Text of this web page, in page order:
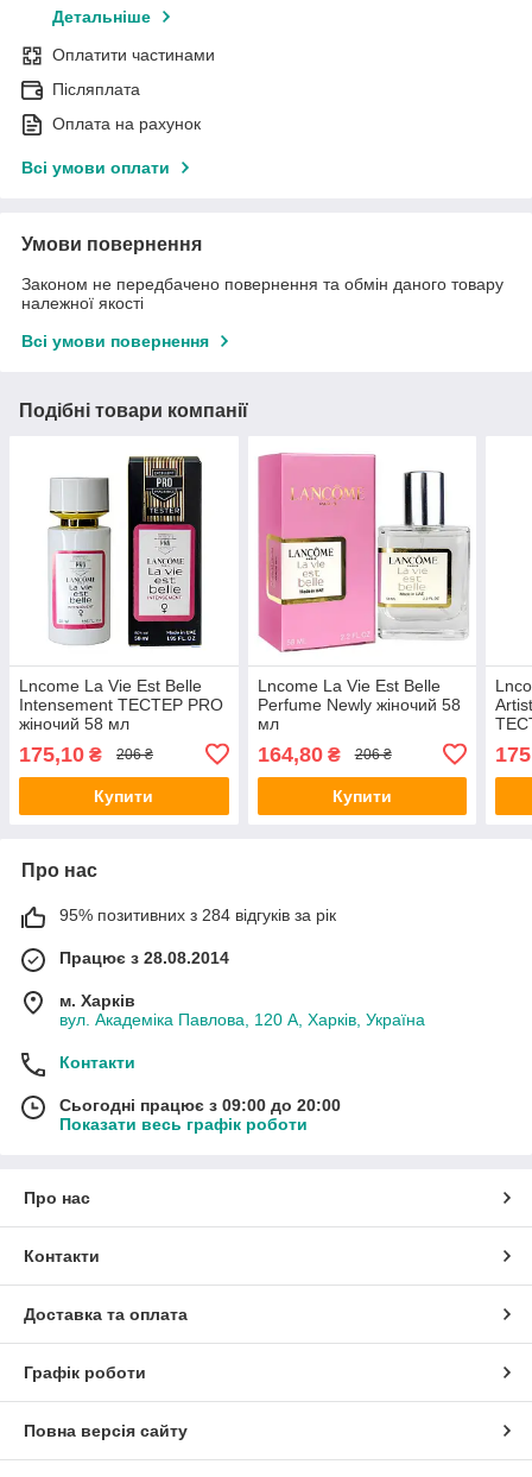
Детальніше
Оплатити частинами
Післяплата
Оплата на рахунок
Всі умови оплати
Умови повернення
Законом не передбачено повернення та обмін даного товару
належної якості
Всі умови повернення
Подібні товари компанії
Lncome La Vie Est Belle
Intensement ТЕСТЕР PRO
жіночий 58 мл
175,10 ₴ 206 ₴
Купити
Lncome La Vie Est Belle
Perfume Newly жіночий 58
мл
164,80₴ 206 ₴
Купити
Про нас
95% позитивних з 284 відгуків за рік
Працює з 28.08.2014
м. Харків
вул. Академіка Павлова, 120 А, Харків, Україна
Контакти
Сьогодні працює з 09:00 до 20:00
Показати весь графік роботи
Про нас
Контакти
Доставка та оплата
Графік роботи
Повна версія сайту